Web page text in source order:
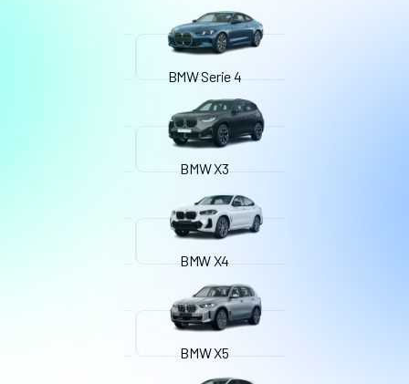
BMW Serie 4
BMW X3
BMW X4
BMW X5